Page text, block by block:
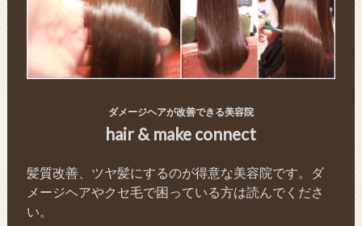
ダメージヘアが改善できる美容院
hair & make connect
髪質改善、ツヤ髪にするのが得意な美容院です。ダ
メージヘアやクセ毛で困っている方は読んでくださ
い。